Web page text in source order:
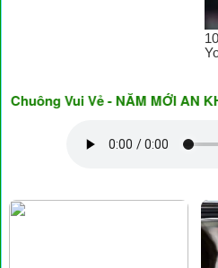
Vui Vẻ - NĂM MỚI AN